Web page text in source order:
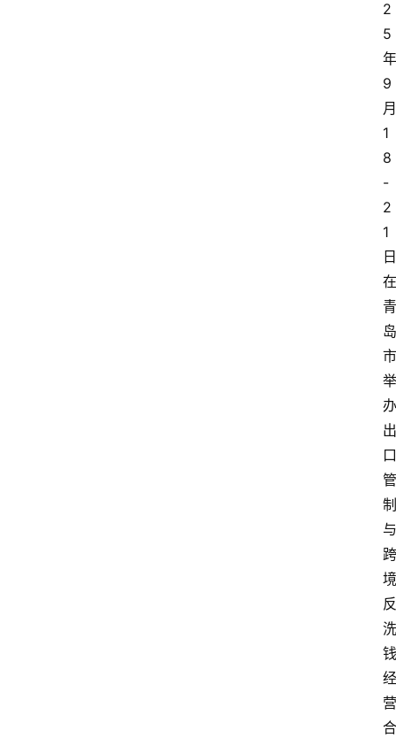
2
5
年
9
月
1
8
-
2
1
日
在
青
岛
市
举
办
出
口
管
制
与
跨
境
反
洗
钱
经
营
合